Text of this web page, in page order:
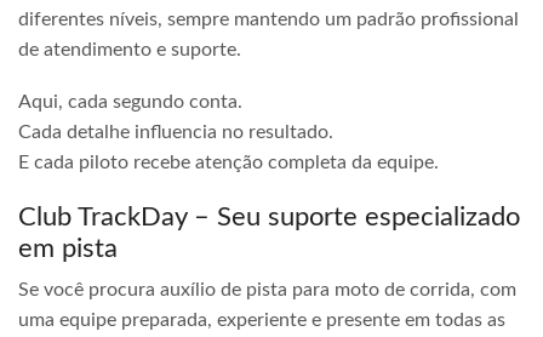
diferentes níveis, sempre mantendo um padrão profissional
de atendimento e suporte.
Aqui, cada segundo conta.
Cada detalhe influencia no resultado.
E cada piloto recebe atenção completa da equipe.
Club TrackDay – Seu suporte especializado
em pista
Se você procura auxílio de pista para moto de corrida, com
uma equipe preparada, experiente e presente em todas as